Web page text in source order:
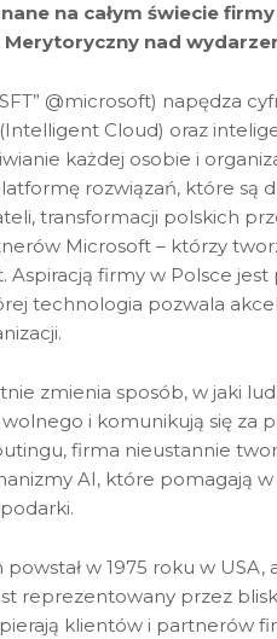
na całym świecie
Merytoryczny nad
@microsoft) napędza
Cloud) oraz
każdej osobie i
rozwiązań, które są
transformacji polskich
Microsoft – którzy
firmy w Polsce jest
technologia pozwala
zmienia sposób, w jaki
i komunikują się za
firma nieustannie
AI, które pomagają
w 1975 roku w USA,
reprezentowany przez
klientów i partnerów